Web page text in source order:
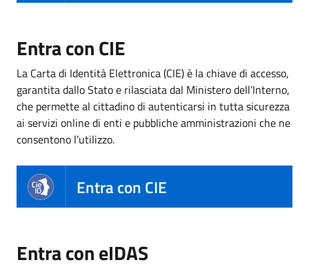
Entra con CIE
La Carta di Identità Elettronica (CIE) è la chiave di accesso,
garantita dallo Stato e rilasciata dal Ministero dell’Interno,
che permette al cittadino di autenticarsi in tutta sicurezza
ai servizi online di enti e pubbliche amministrazioni che ne
consentono l’utilizzo.
Entra con CIE
Entra con eIDAS